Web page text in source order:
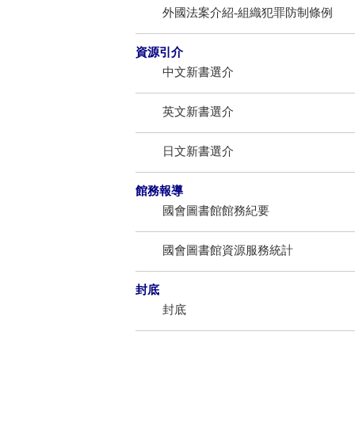
外國法案介紹-組織犯罪防制條例
資源引介
中文新書選介
英文新書選介
日文新書選介
館務報導
國會圖書館館務紀要
國會圖書館資源服務統計
封底
封底